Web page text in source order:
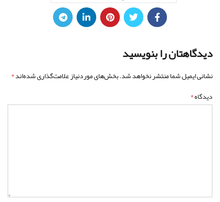
دیدگاهتان را بنویسید
نشانی ایمیل شما منتشر نخواهد شد.بخش‌های موردنیاز علامت‌گذاری شده‌اند*
دیدگاه*